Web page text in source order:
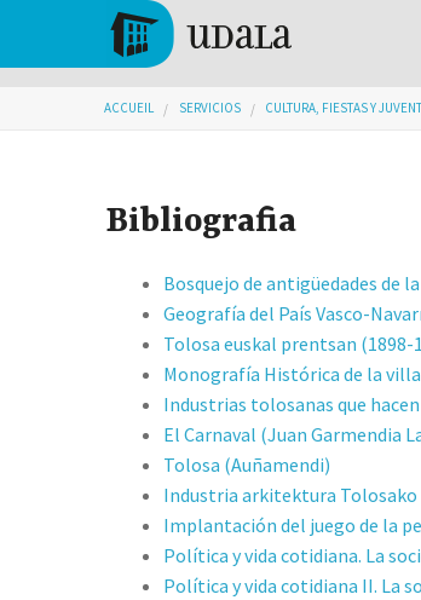
Aller au contenu principal
Vous êtes ici
ACCUEIL SERVICIOS CULTURA, FIESTAS Y
Bibliografia
Bosquejo de antigüedades de
Geografía del País Vasco-
Tolosa euskal prentsan (1898-
Monografía Histórica de la
Industrias tolosanas que
El Carnaval (Juan Garmendia
Tolosa (Auñamendi)
Industria arkitektura Tolosako
Implantación del juego de la
Política y vida cotidiana. La
Política y vida cotidiana II. La